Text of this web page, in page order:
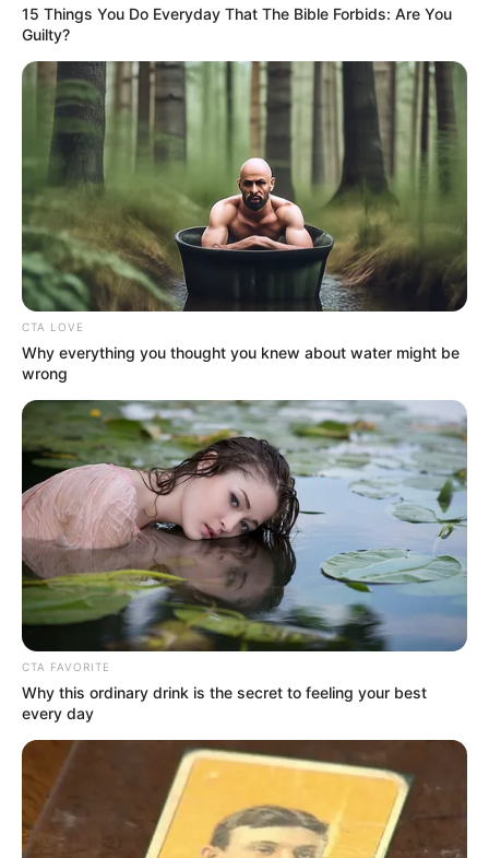
15 Things You Do Everyday That The Bible Forbids: Are You
Guilty?
CTA LOVE
Why everything you thought you knew about water might be
wrong
CTA FAVORITE
Why this ordinary drink is the secret to feeling your best
every day